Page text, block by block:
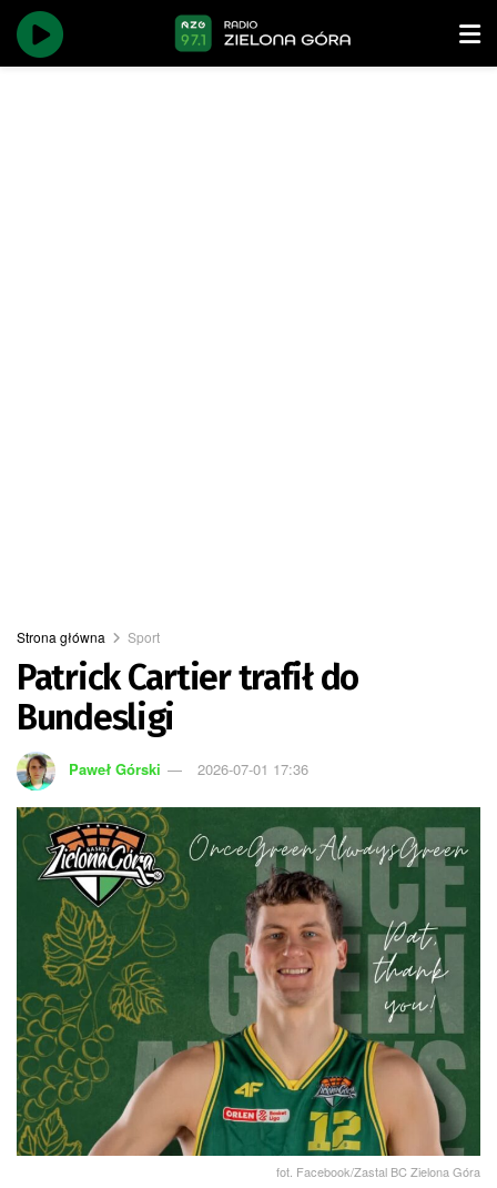
Strona główna Sport
Patrick Cartier trafił do
Bundesligi
Paweł Górski 2026-07-01 17:36
fot. Facebook/Zastal BC Zielona Góra